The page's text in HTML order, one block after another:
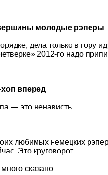
молодые рэперы
дела только в
2012-го надо
вперед
— это ненависть.
любимых немецких
Это круговорот.
сказано.